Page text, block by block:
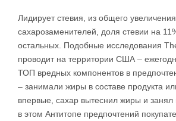
Лидирует стевия, из общего увеличения
сахарозаменителей, доля стевии на
остальных. Подобные исследования
проводит на территории США –
ТОП вредных компонентов в
– занимали жиры в составе продукта
впервые, сахар вытеснил жиры и
в этом Антитопе предпочтений